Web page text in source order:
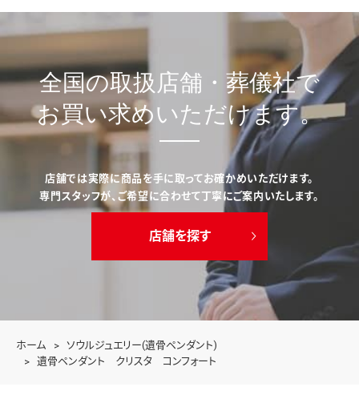
ホーム
ソウルジュエリー(遺骨ペンダント)
遺骨ペンダント クリスタ コンフォート
全国の取扱店舗・葬儀社で
お買い求めいただけます。
店舗では実際に商品を手に取ってお確かめいただけます。
専門スタッフが、ご希望に合わせて丁寧にご案内いたします。
店舗を探す